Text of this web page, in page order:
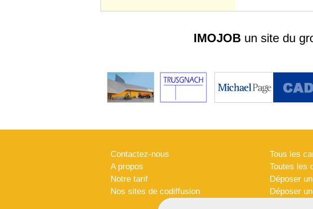
IMOJOB un site du
Contactez-nous
A propos
Notre tarif
Nos sites de codiffusion
Tous les
Toutes les
Déposer
Déposer